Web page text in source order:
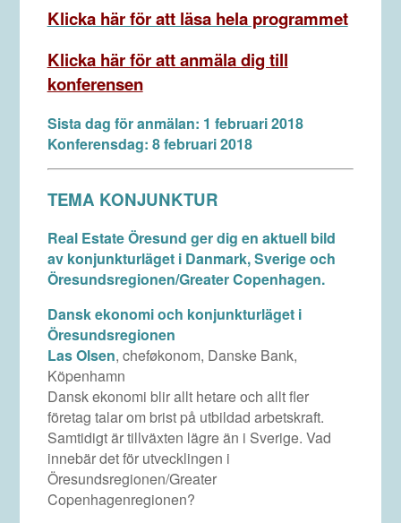
Klicka här för att läsa hela programmet
Klicka här för att anmäla dig till
konferensen
Sista dag för anmälan: 1 februari 2018
Konferensdag: 8 februari 2018
TEMA KONJUNKTUR
Real Estate Öresund ger dig en aktuell bild
av konjunkturläget i Danmark, Sverige och
Öresundsregionen/Greater Copenhagen.
Dansk ekonomi och konjunkturläget i
Öresundsregionen
Las Olsen, cheføkonom, Danske Bank,
Köpenhamn
Dansk ekonomi blir allt hetare och allt fler
företag talar om brist på utbildad arbetskraft.
Samtidigt är tillväxten lägre än i Sverige. Vad
innebär det för utvecklingen i
Öresundsregionen/Greater
Copenhagenregionen?